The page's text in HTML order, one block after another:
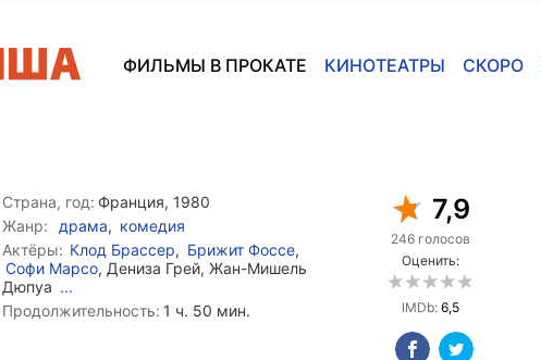
ФИЛЬМЫ В ПРОКАТЕ КИНОТЕАТРЫ СКОРО
Страна, год: Франция, 1980
Жанр:
драма, комедия
Актёры: Клод Брассер, Брижит Фоссе,
Софи Марсо, Дениза Грей, Жан-Мишель
Дюпуа ...
Продолжительность: 1 ч. 50 мин.
7,9
246 голосов
Оценить:
IMDb: 6,5